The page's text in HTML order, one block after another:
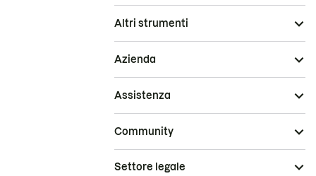
Altri strumenti
Azienda
Assistenza
Community
Settore legale